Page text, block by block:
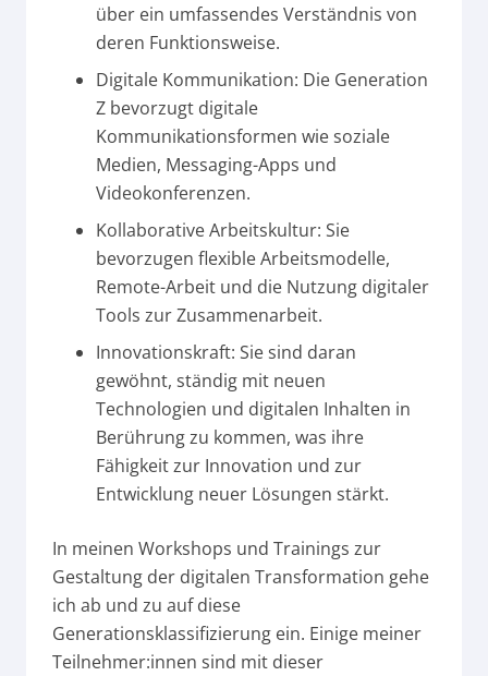
über ein umfassendes Verständnis von
deren Funktionsweise.
Digitale Kommunikation: Die Generation
Z bevorzugt digitale
Kommunikationsformen wie soziale
Medien, Messaging-Apps und
Videokonferenzen.
Kollaborative Arbeitskultur: Sie
bevorzugen flexible Arbeitsmodelle,
Remote-Arbeit und die Nutzung digitaler
Tools zur Zusammenarbeit.
Innovationskraft: Sie sind daran
gewöhnt, ständig mit neuen
Technologien und digitalen Inhalten in
Berührung zu kommen, was ihre
Fähigkeit zur Innovation und zur
Entwicklung neuer Lösungen stärkt.
In meinen Workshops und Trainings zur
Gestaltung der digitalen Transformation gehe
ich ab und zu auf diese
Generationsklassifizierung ein. Einige meiner
Teilnehmer:innen sind mit dieser